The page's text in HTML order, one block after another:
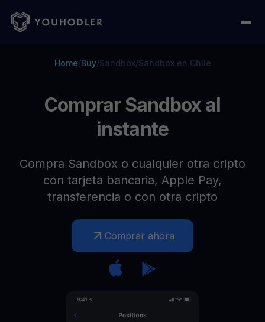
Home/Buy/Sandbox/Sandbox en Chile
Comprar Sandbox al
instante
Compra Sandbox o cualquier otra cripto
con tarjeta bancaria, Apple Pay,
transferencia o con otra cripto
Comprar ahora